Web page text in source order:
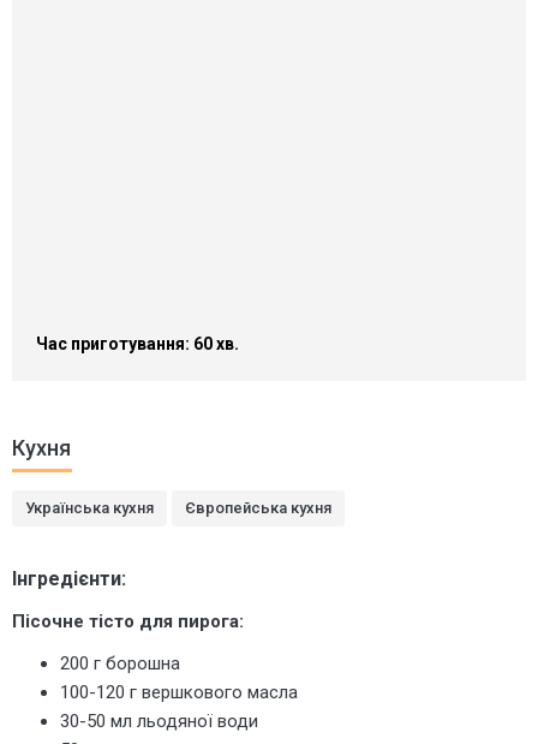
Час приготування: 60 хв.
Кухня
Українська кухня Європейська кухня
Інгредієнти:
Пісочне тісто для пирога:
200 г борошна
100-120 г вершкового масла
30-50 мл льодяної води